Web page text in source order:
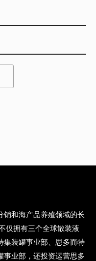
销和海产品养殖领域的长
仅拥有三个全球散装液
集装罐事业部、思多而特
事业部，还投资运营思多